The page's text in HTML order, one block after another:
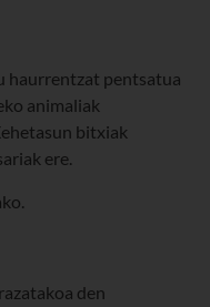
haurrentzat pentsatua
animaliak
bitxiak
ere.
den